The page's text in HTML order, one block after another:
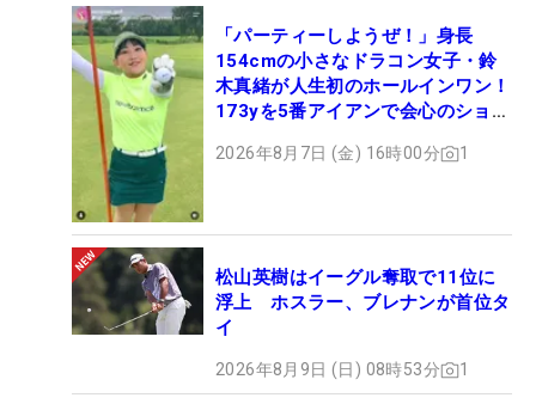
「パーティーしようぜ！」身長
154cmの小さなドラコン女子・鈴
木真緒が人生初のホールインワン！
173yを5番アイアンで会心のショッ
2026年8月7日 (金) 16時00分 1
松山英樹はイーグル奪取で11位に
浮上 ホスラー、ブレナンが首位タ
イ
2026年8月9日 (日) 08時53分 1